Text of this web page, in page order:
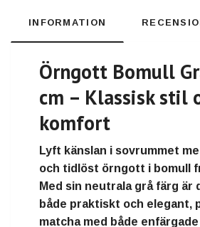
INFORMATION
Örngott Bomull
cm – Klassisk stil
komfort
Lyft känslan i sovrummet
och tidlöst örngott i bomull
Med sin neutrala grå färg
både praktiskt och elegant,
matcha med både